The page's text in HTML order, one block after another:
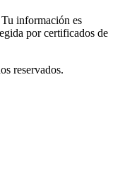
información es
por certificados de
reservados.